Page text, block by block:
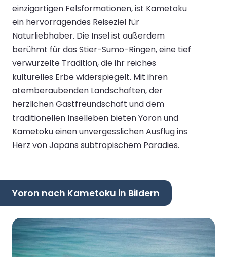
einzigartigen Felsformationen, ist Kametoku
ein hervorragendes Reiseziel für
Naturliebhaber. Die Insel ist außerdem
berühmt für das Stier-Sumo-Ringen, eine tief
verwurzelte Tradition, die ihr reiches
kulturelles Erbe widerspiegelt. Mit ihren
atemberaubenden Landschaften, der
herzlichen Gastfreundschaft und dem
traditionellen Inselleben bieten Yoron und
Kametoku einen unvergesslichen Ausflug ins
Herz von Japans subtropischem Paradies.
Yoron nach Kametoku in Bildern